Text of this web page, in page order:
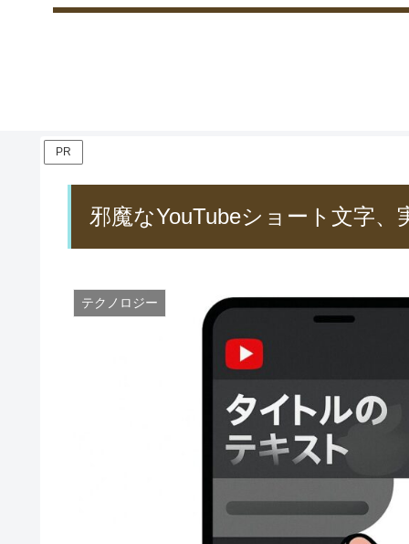
PR
邪魔なYouTubeショート文字、
テクノロジー